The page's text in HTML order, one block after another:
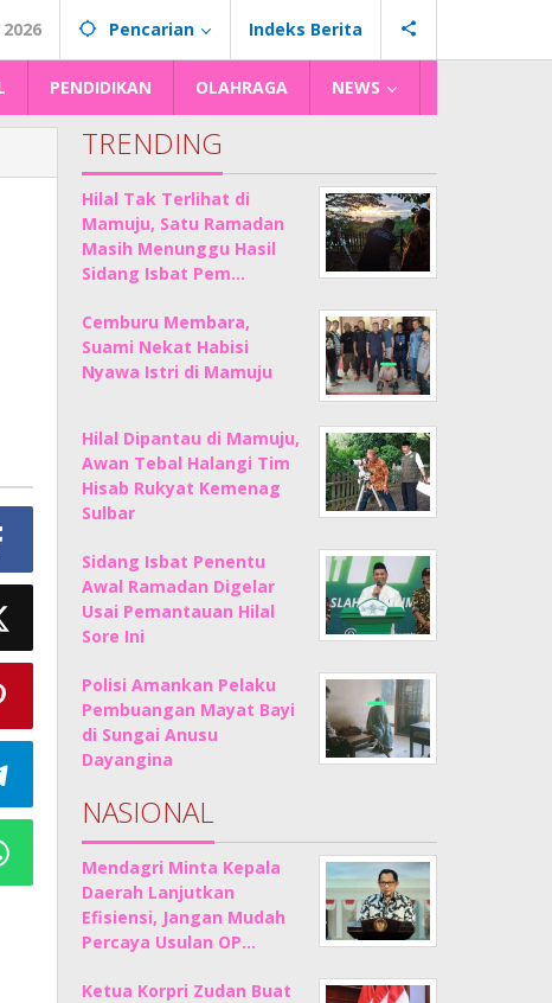
Pencarian Indeks Berita
PENDIDIKAN OLAHRAGA NEWS
TRENDING
Hilal Tak Terlihat di
Mamuju, Satu Ramadan
Masih Menunggu Hasil
Sidang Isbat Pem…
Cemburu Membara,
Suami Nekat Habisi
Nyawa Istri di Mamuju
Hilal Dipantau di Mamuju,
Awan Tebal Halangi Tim
Hisab Rukyat Kemenag
Sulbar
Sidang Isbat Penentu
Awal Ramadan Digelar
Usai Pemantauan Hilal
Sore Ini
Polisi Amankan Pelaku
Pembuangan Mayat Bayi
di Sungai Anusu
Dayangina
NASIONAL
Mendagri Minta Kepala
Daerah Lanjutkan
Efisiensi, Jangan Mudah
Percaya Usulan OP…
Ketua Korpri Zudan Buat